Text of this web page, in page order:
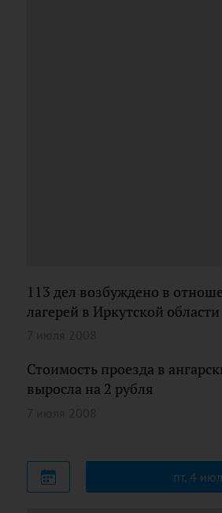
113 дел возбуждено в
лагерей в Иркутской области
Стоимость проезда в
выросла на 2 рубля
пт, 4